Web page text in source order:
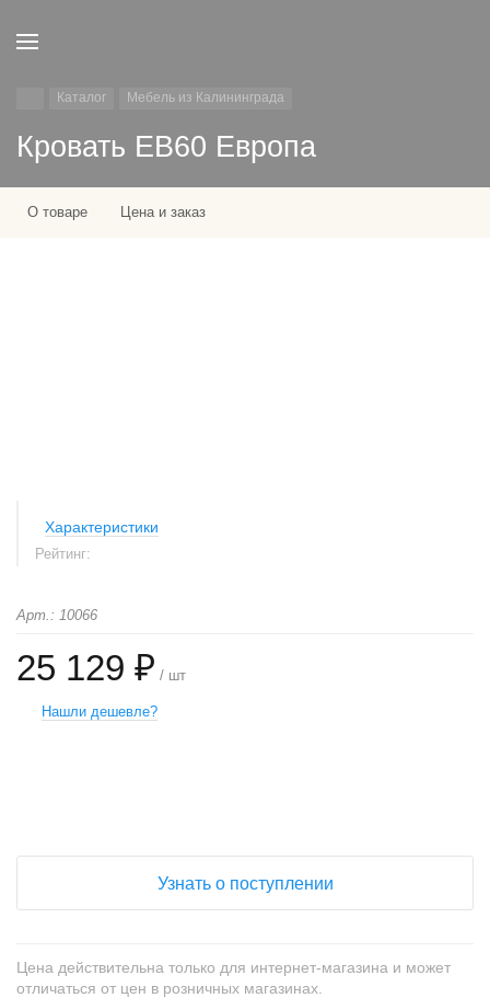
Каталог Мебель из Калининграда
Кровать ЕВ60 Европа
О товаре Цена и заказ
Характеристики
Рейтинг:
Арт.: 10066
25 129 ₽ / шт
Нашли дешевле?
Узнать о поступлении
Цена действительна только для интернет-магазина и может
отличаться от цен в розничных магазинах.